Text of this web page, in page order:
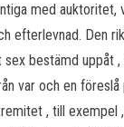
med auktoritet,
efterlevnad. Den
bestämd uppåt ,
var och en
, till exempel